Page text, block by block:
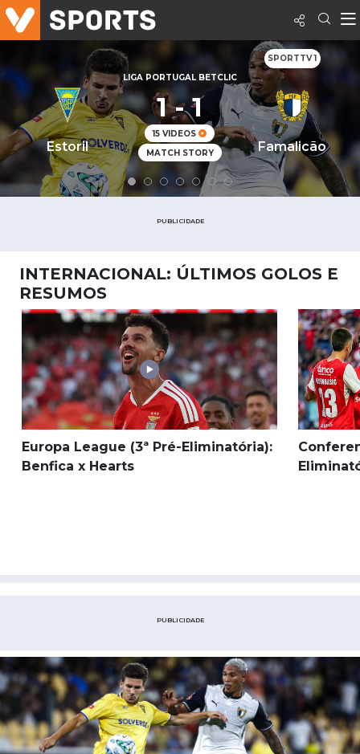
SPORTTV 1
LIGA PORTUGAL BETCLIC
Estoril
1 - 1
15 VIDEOS
MATCH STORY
Famalicão
PUBLICIDADE
INTERNACIONAL: ÚLTIMOS GOLOS E
RESUMOS
Europa League (3ª Pré-Eliminatória):
Benfica x Hearts
PUBLICIDADE